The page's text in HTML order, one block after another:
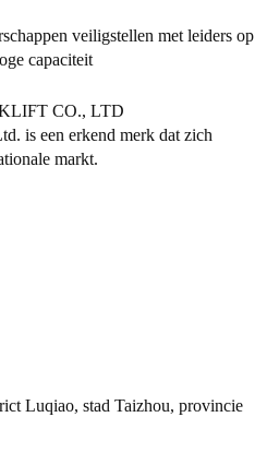
veiligstellen met leiders op
capaciteit
is een erkend merk dat zich
markt.
Luqiao, stad Taizhou, provincie